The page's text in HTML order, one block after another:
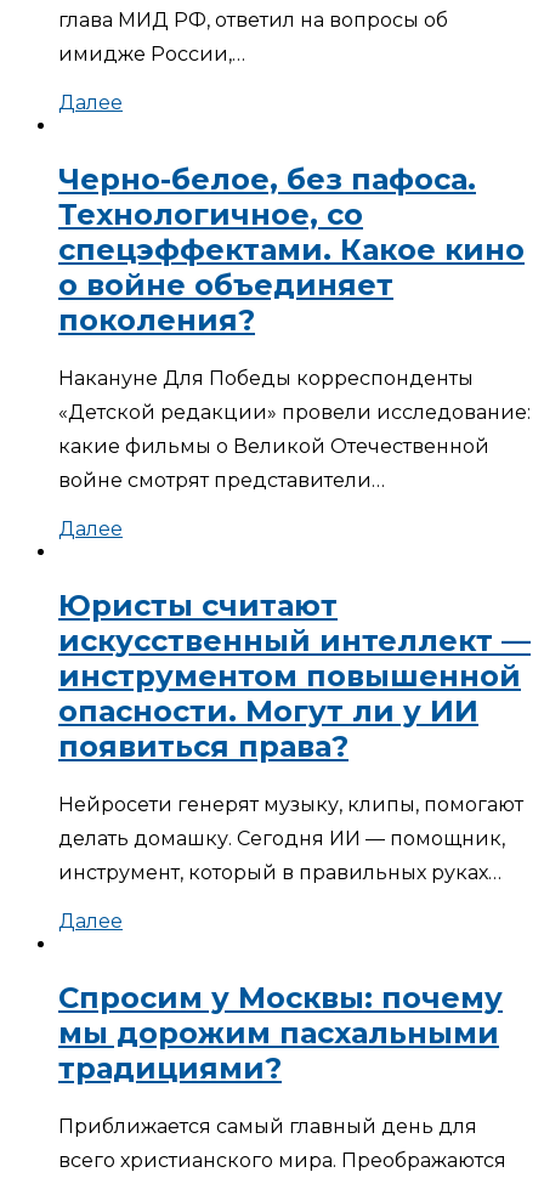
глава МИД РФ, ответил на вопросы об
имидже России,…
Далее
Черно-белое, без пафоса.
Технологичное, со
спецэффектами. Какое кино
о войне объединяет
поколения?
Накануне Для Победы корреспонденты
«Детской редакции» провели исследование:
какие фильмы о Великой Отечественной
войне смотрят представители…
Далее
Юристы считают
искусственный интеллект —
инструментом повышенной
опасности. Могут ли у ИИ
появиться права?
Нейросети генерят музыку, клипы, помогают
делать домашку. Сегодня ИИ — помощник,
инструмент, который в правильных руках…
Далее
Спросим у Москвы: почему
мы дорожим пасхальными
традициями?
Приближается самый главный день для
всего христианского мира. Преображаются